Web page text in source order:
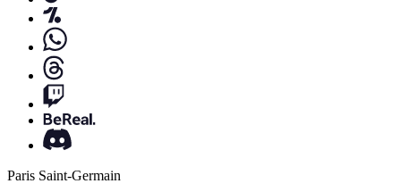
Paris Saint-Germain